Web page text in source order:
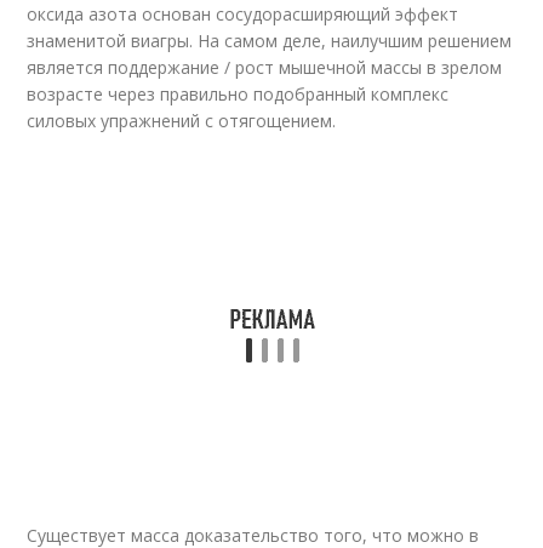
оксида азота основан сосудорасширяющий эффект
знаменитой виагры. На самом деле, наилучшим решением
является поддержание / рост мышечной массы в зрелом
возрасте через правильно подобранный комплекс
силовых упражнений с отягощением.
Существует масса доказательство того, что можно в